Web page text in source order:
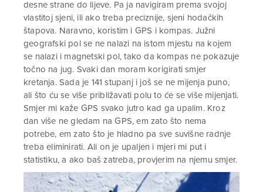
desne strane do lijeve. Pa ja navigiram prema svojoj
vlastitoj sjeni, ili ako treba preciznije, sjeni hodačkih
štapova. Naravno, koristim i GPS i kompas. Južni
geografski pol se ne nalazi na istom mjestu na kojem
se nalazi i magnetski pol, tako da kompas ne pokazuje
točno na jug. Svaki dan moram korigirati smjer
kretanja. Sada je 141 stupanj i još se ne mijenja puno,
ali što ću se više približavati polu to će se više mijenjati.
Smjer mi kaže GPS svako jutro kad ga upalim. Kroz
dan više ne gledam na GPS, em zato što nema
potrebe, em zato što je hladno pa sve suvišne radnje
treba eliminirati. Ali on je upaljen i mjeri mi put i
statistiku, a ako baš zatreba, provjerim na njemu smjer.